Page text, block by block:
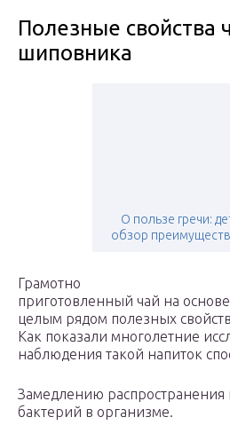
Полезные свойства
шиповника
О пользе гречи:
обзор
Грамотно
приготовленный чай на
целым рядом полезных
Как показали многолетние
наблюдения такой напиток
Замедлению распространения
бактерий в организме.